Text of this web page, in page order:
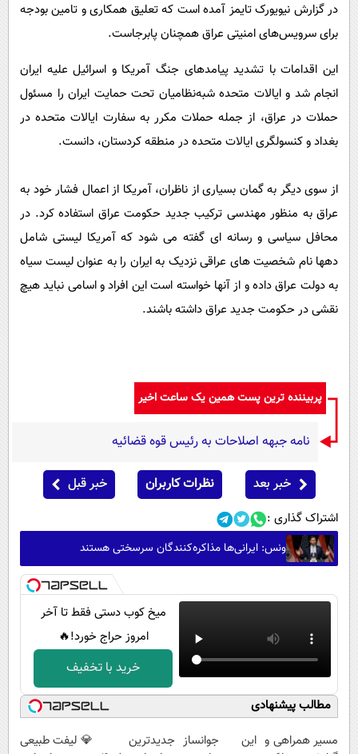
در گزارش نیویورک تایمز آمده است که تعلیق همکاری و تامین بودجه
برای سرویس‌های امنیتی عراق همچنان پابرجاست.
این اقدامات با تشدید پیامدهای جنگ آمریکا و اسرائیل علیه ایران
انجام شد و ایالات متحده شبه‌نظامیان تحت حمایت ایران را مسئول
حملات در عراق، از جمله حملات مکرر به سفارت ایالات متحده در
بغداد و کنسولگری ایالات متحده در منطقه کردستان، دانست.
از سوی دیگر به گمان بسیاری از ناظران، آمریکا از اعمال فشار خود به
عراق به منظور مهندسی ترکیب جدید حکومت عراق استفاده کرد. در
محافل سیاسی و رسانه ای گفته می شود که آمریکا لیستی شامل
دهها نام شخصیت های عراقی نزدیک به ایران را به عنوان لیست سیاه
به دولت عراق داده و از آنها خواسته است این افراد و اسامی نباید هیچ
نقشی در حکومت جدید عراق داشته باشند.
پربیننده ترین پست همین یک ساعت اخیر
نامه جبهه اصلاحات به رئیس قوه قضائیه
خبر بعد نظرات کاربران خبر قبل
اشتراک گذاری :
ونس: ایرانی‌ها مذاکره‌کنندگان سرسختی هستند
میخ کوب دستی فقط تا آخر
امروز حراج خورد!🔥
خرید با تخفیف
مطالب پیشنهادی
مسیر همراهی و این جوانساز جدیدترین
💎 لیفت طبیعی